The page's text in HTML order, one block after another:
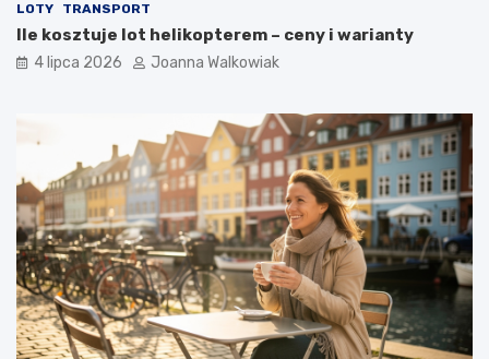
LOTY TRANSPORT
Ile kosztuje lot helikopterem – ceny i warianty
4 lipca 2026 Joanna Walkowiak